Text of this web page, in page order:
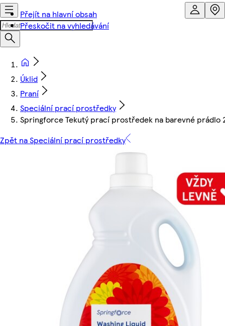
Přejít na hlavní obsah
Přeskočit na vyhledávání
Úklid
Praní
Speciální prací prostředky
Springforce Tekutý prací prostředek na barevné prádlo
Zpět na Speciální prací prostředky